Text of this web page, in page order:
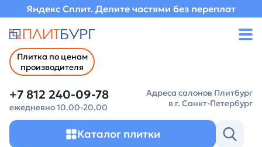
Яндекс Сплит. Делите частями без переплат
Плитка по ценам
производителя
+7 812 240-09-78
ежедневно 10.00-20.00
Адреса салонов Плитбург
в г. Санкт-Петербург
Каталог плитки